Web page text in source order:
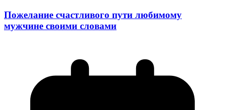
Пожелание счастливого пути любимому
мужчине своими словами